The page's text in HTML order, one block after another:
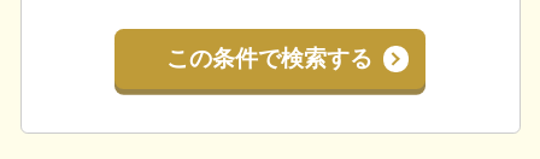
この条件で検索する